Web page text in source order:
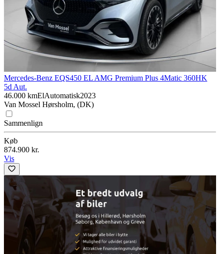
Mercedes-Benz EQS450 EL AMG Premium Plus 4Matic 360HK
5d Aut.
46.000 kmElAutomatisk2023
Van Mossel Hørsholm, (DK)
Sammenlign
Køb
874.900 kr.
Vis